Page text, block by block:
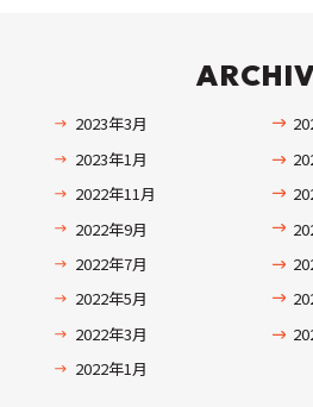
2023年3月
2023年1月
2022年11月
2022年9月
2022年7月
2022年5月
2022年3月
2022年1月